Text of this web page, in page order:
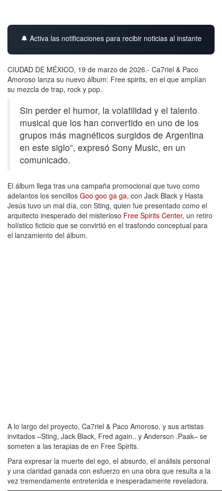
🔔 Activa las notificaciones para recibir noticias al instante
CIUDAD DE MÉXICO, 19 de marzo de 2026.- Ca7riel & Paco
Amoroso lanza su nuevo álbum: Free spirits, en el que amplían
su mezcla de trap, rock y pop.
Sin perder el humor, la volatilidad y el talento
musical que los han convertido en uno de los
grupos más magnéticos surgidos de Argentina
en este siglo”, expresó Sony Music, en un
comunicado.
El álbum llega tras una campaña promocional que tuvo como
adelantos los sencillos Goo goo ga ga, con Jack Black y Hasta
Jesús tuvo un mal día, con Sting, quien fue presentado como el
arquitecto inesperado del misterioso Free Spirits Center, un retiro
holístico ficticio que se convirtió en el trasfondo conceptual para
el lanzamiento del álbum.
A lo largo del proyecto, Ca7riel & Paco Amoroso, y sus artistas
invitados –Sting, Jack Black, Fred again.. y Anderson .Paak– se
someten a las terapias de en Free Spirits.
Para expresar la muerte del ego, el absurdo, el análisis personal
y una claridad ganada con esfuerzo en una obra que resulta a la
vez tremendamente entretenida e inesperadamente reveladora.